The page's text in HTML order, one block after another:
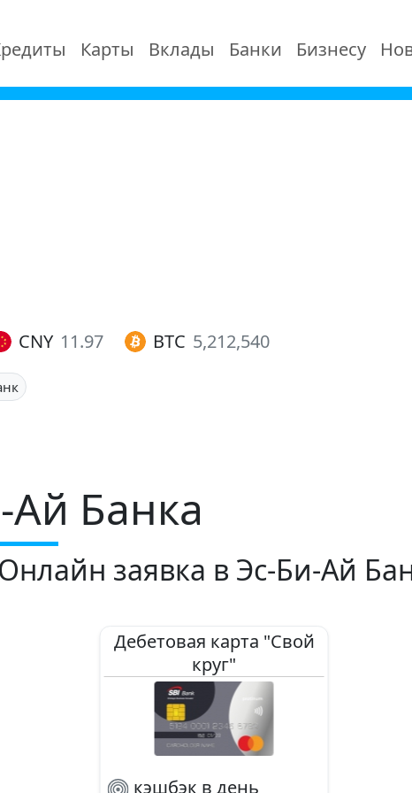
Карты Вклады Банки Бизнесу
CNY 11.97 BTC 5,212,540
Банка
Онлайн заявка в Эс-Би-Ай
Дебетовая карта "Свой
круг"
кэшбэк в день